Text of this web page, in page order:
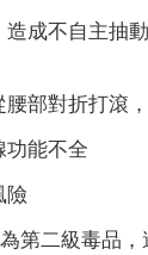
造成不自主抽
腰部對折打滾
功能不全
險
第二級毒品